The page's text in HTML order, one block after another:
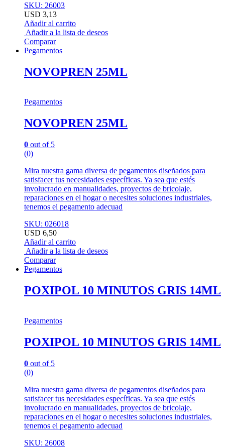
SKU: 26003
USD 3,13
Añadir al carrito
Añadir a la lista de deseos
Comparar
Pegamentos
NOVOPREN 25ML
Pegamentos
NOVOPREN 25ML
0 out of 5
(0)
Mira nuestra gama diversa de pegamentos diseñados para
satisfacer tus necesidades específicas. Ya sea que estés
involucrado en manualidades, proyectos de bricolaje,
reparaciones en el hogar o necesites soluciones industriales,
tenemos el pegamento adecuad
SKU: 026018
USD 6,50
Añadir al carrito
Añadir a la lista de deseos
Comparar
Pegamentos
POXIPOL 10 MINUTOS GRIS 14ML
Pegamentos
POXIPOL 10 MINUTOS GRIS 14ML
0 out of 5
(0)
Mira nuestra gama diversa de pegamentos diseñados para
satisfacer tus necesidades específicas. Ya sea que estés
involucrado en manualidades, proyectos de bricolaje,
reparaciones en el hogar o necesites soluciones industriales,
tenemos el pegamento adecuad
SKU: 26008